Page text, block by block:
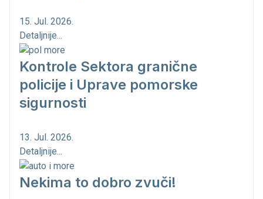
15. Jul. 2026.
Detaljnije...
Kontrole Sektora granične
policije i Uprave pomorske
sigurnosti
13. Jul. 2026.
Detaljnije...
Nekima to dobro zvuči!